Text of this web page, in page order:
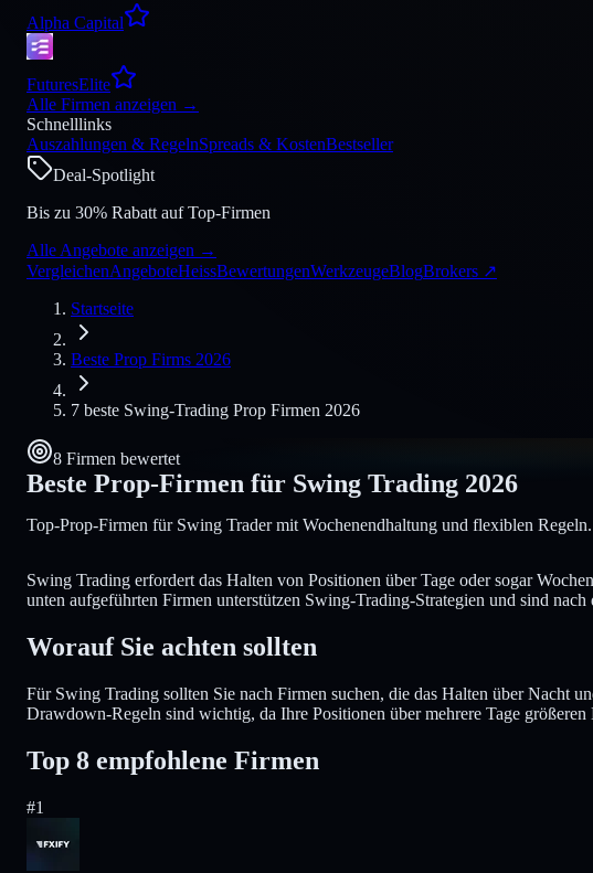
Alpha Capital
FuturesElite
Alle Firmen anzeigen →
Schnelllinks
Auszahlungen & RegelnSpreads & KostenBestseller
Deal-Spotlight
Bis zu 30% Rabatt auf Top-Firmen
Alle Angebote anzeigen →
VergleichenAngeboteHeissBewertungenWerkzeugeBlogBrokers ↗
Startseite
Beste Prop Firms 2026
7 beste Swing-Trading Prop Firmen 2026
8 Firmen bewertet
Beste Prop-Firmen für Swing Trading 2026
Top-Prop-Firmen für Swing Trader mit Wochenendhaltung und flexiblen Regeln.
Swing Trading erfordert das Halten von Positionen über Tage oder sogar
unten aufgeführten Firmen unterstützen Swing-Trading-Strategien und sind
Worauf Sie achten sollten
Für Swing Trading sollten Sie nach Firmen suchen, die das Halten über Nacht
Drawdown-Regeln sind wichtig, da Ihre Positionen über mehrere Tage größeren
Top 8 empfohlene Firmen
#1